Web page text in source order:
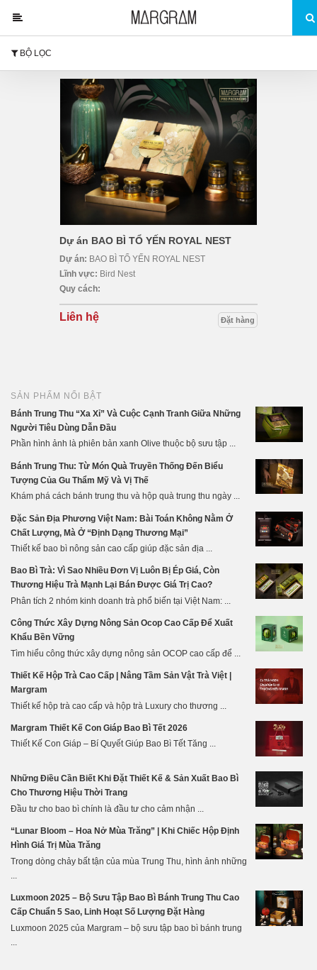
BỘ LỌC
Dự án BAO BÌ TỔ YẾN ROYAL NEST
Dự án: BAO BÌ TỔ YẾN ROYAL NEST
Lĩnh vực: Bird Nest
Quy cách:
Liên hệ Đặt hàng
SẢN PHẨM NỔI BẬT
Bánh Trung Thu “Xa Xỉ” Và Cuộc Cạnh Tranh Giữa Những
Người Tiêu Dùng Dẫn Đầu
Phần hình ảnh là phiên bản xanh Olive thuộc bộ sưu tập ...
Bánh Trung Thu: Từ Món Quà Truyền Thống Đến Biểu
Tượng Của Gu Thẩm Mỹ Và Vị Thế
Khám phá cách bánh trung thu và hộp quà trung thu ngày ...
Đặc Sản Địa Phương Việt Nam: Bài Toán Không Nằm Ở
Chất Lượng, Mà Ở “Định Dạng Thương Mại”
Thiết kế bao bì nông sản cao cấp giúp đặc sản địa ...
Bao Bì Trà: Vì Sao Nhiều Đơn Vị Luôn Bị Ép Giá, Còn
Thương Hiệu Trà Mạnh Lại Bán Được Giá Trị Cao?
Phân tích 2 nhóm kinh doanh trà phổ biến tại Việt Nam: ...
Công Thức Xây Dựng Nông Sản Ocop Cao Cấp Để Xuất
Khẩu Bền Vững
Tìm hiểu công thức xây dựng nông sản OCOP cao cấp để ...
Thiết Kế Hộp Trà Cao Cấp | Nâng Tầm Sản Vật Trà Việt |
Margram
Thiết kế hộp trà cao cấp và hộp trà Luxury cho thương ...
Margram Thiết Kế Con Giáp Bao Bì Tết 2026
Thiết Kế Con Giáp – Bí Quyết Giúp Bao Bì Tết Tăng ...
Những Điều Cần Biết Khi Đặt Thiết Kế & Sản Xuất Bao Bì
Cho Thương Hiệu Thời Trang
Đầu tư cho bao bì chính là đầu tư cho cảm nhận ...
“Lunar Bloom – Hoa Nở Mùa Trăng” | Khi Chiếc Hộp Định
Hình Giá Trị Mùa Trăng
Trong dòng chảy bất tận của mùa Trung Thu, hình ảnh những
Luxmoon 2025 – Bộ Sưu Tập Bao Bì Bánh Trung Thu Cao
Cấp Chuẩn 5 Sao, Linh Hoạt Số Lượng Đặt Hàng
Luxmoon 2025 của Margram – bộ sưu tập bao bì bánh trung